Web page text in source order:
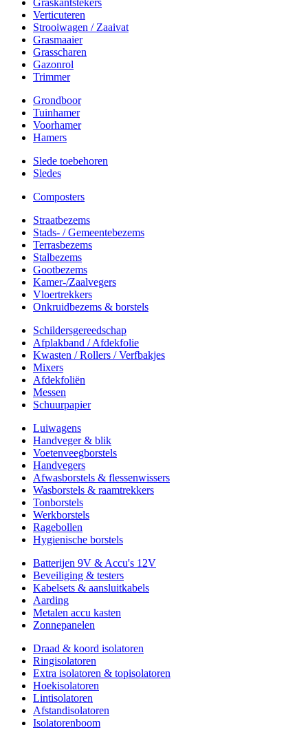
Graskantstekers
Verticuteren
Strooiwagen / Zaaivat
Grasmaaier
Grasscharen
Gazonrol
Trimmer
Grondboor
Tuinhamer
Voorhamer
Hamers
Slede toebehoren
Sledes
Composters
Straatbezems
Stads- / Gemeentebezems
Terrasbezems
Stalbezems
Gootbezems
Kamer-/Zaalvegers
Vloertrekkers
Onkruidbezems & borstels
Schildersgereedschap
Afplakband / Afdekfolie
Kwasten / Rollers / Verfbakjes
Mixers
Afdekfoliën
Messen
Schuurpapier
Luiwagens
Handveger & blik
Voetenveegborstels
Handvegers
Afwasborstels & flessenwissers
Wasborstels & raamtrekkers
Tonborstels
Werkborstels
Ragebollen
Hygienische borstels
Batterijen 9V & Accu's 12V
Beveiliging & testers
Kabelsets & aansluitkabels
Aarding
Metalen accu kasten
Zonnepanelen
Draad & koord isolatoren
Ringisolatoren
Extra isolatoren & topisolatoren
Hoekisolatoren
Lintisolatoren
Afstandisolatoren
Isolatorenboom